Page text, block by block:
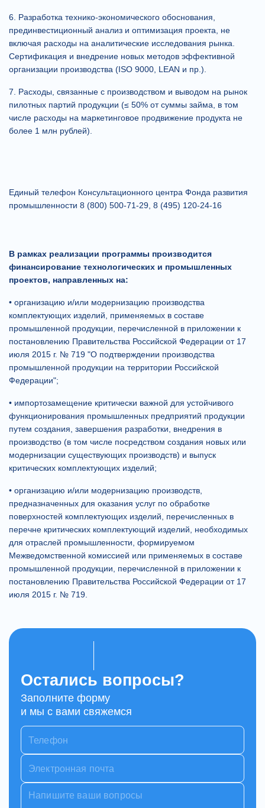
6. Разработка технико-экономического обоснования,
прединвестиционный анализ и оптимизация проекта, не
включая расходы на аналитические исследования рынка.
Сертификация и внедрение новых методов эффективной
организации производства (ISO 9000, LEAN и пр.).
7. Расходы, связанные с производством и выводом на рынок
пилотных партий продукции (≤ 50% от суммы займа, в том
числе расходы на маркетинговое продвижение продукта не
более 1 млн рублей).
Единый телефон Консультационного центра Фонда развития
промышленности 8 (800) 500-71-29, 8 (495) 120-24-16
В рамках реализации программы производится
финансирование технологических и промышленных
проектов, направленных на:
• организацию и/или модернизацию производства
комплектующих изделий, применяемых в составе
промышленной продукции, перечисленной в приложении к
постановлению Правительства Российской Федерации от 17
июля 2015 г. № 719 "О подтверждении производства
промышленной продукции на территории Российской
Федерации";
• импортозамещение критически важной для устойчивого
функционирования промышленных предприятий продукции
путем создания, завершения разработки, внедрения в
производство (в том числе посредством создания новых или
модернизации существующих производств) и выпуск
критических комплектующих изделий;
• организацию и/или модернизацию производств,
предназначенных для оказания услуг по обработке
поверхностей комплектующих изделий, перечисленных в
перечне критических комплектующий изделий, необходимых
для отраслей промышленности, формируемом
Межведомственной комиссией или применяемых в составе
промышленной продукции, перечисленной в приложении к
постановлению Правительства Российской Федерации от 17
июля 2015 г. № 719.
Остались вопросы?
Заполните форму
и мы с вами свяжемся